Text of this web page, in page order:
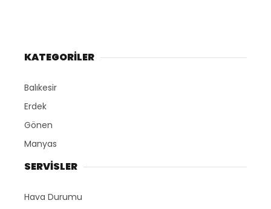
KATEGORİLER
Balıkesir
Erdek
Gönen
Manyas
SERVİSLER
Hava Durumu